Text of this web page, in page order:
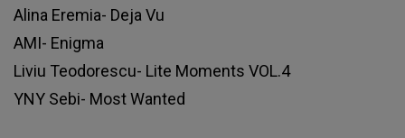
Alina Eremia- Deja Vu
AMI- Enigma
Liviu Teodorescu- Lite Moments VOL.4
YNY Sebi- Most Wanted